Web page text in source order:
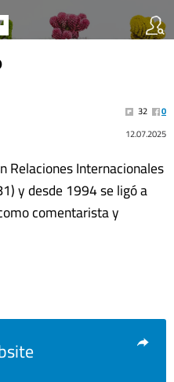
32
0
12.07.2025
Relaciones Internacionales
y desde 1994 se ligó a
comentarista y